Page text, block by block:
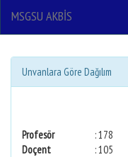
MSGSU AKBİS
Unvanlara Göre Dağılım
Profesör
: 178
Doçent
: 105